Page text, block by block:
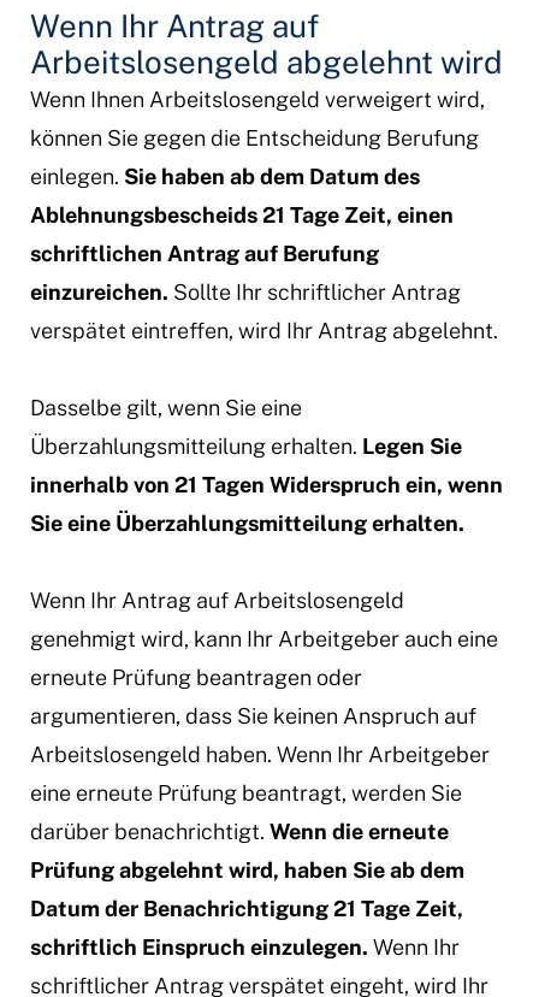
Wenn Ihr Antrag auf
Arbeitslosengeld abgelehnt wird
Wenn Ihnen Arbeitslosengeld verweigert wird,
können Sie gegen die Entscheidung Berufung
einlegen. Sie haben ab dem Datum des
Ablehnungsbescheids 21 Tage Zeit, einen
schriftlichen Antrag auf Berufung
einzureichen. Sollte Ihr schriftlicher Antrag
verspätet eintreffen, wird Ihr Antrag abgelehnt.
Dasselbe gilt, wenn Sie eine
Überzahlungsmitteilung erhalten. Legen Sie
innerhalb von 21 Tagen Widerspruch ein, wenn
Sie eine Überzahlungsmitteilung erhalten.
Wenn Ihr Antrag auf Arbeitslosengeld
genehmigt wird, kann Ihr Arbeitgeber auch eine
erneute Prüfung beantragen oder
argumentieren, dass Sie keinen Anspruch auf
Arbeitslosengeld haben. Wenn Ihr Arbeitgeber
eine erneute Prüfung beantragt, werden Sie
darüber benachrichtigt. Wenn die erneute
Prüfung abgelehnt wird, haben Sie ab dem
Datum der Benachrichtigung 21 Tage Zeit,
schriftlich Einspruch einzulegen. Wenn Ihr
schriftlicher Antrag verspätet eingeht, wird Ihr